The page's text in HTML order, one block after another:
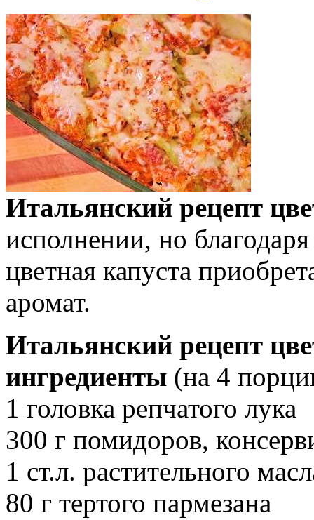
Итальянский рецепт
исполнении, но
цветная капуста
аромат.
Итальянский рецепт
ингредиенты (на 4
1 головка репчатого лука
300 г помидоров,
1 ст.л. растительного
80 г тертого пармезана